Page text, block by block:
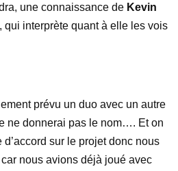
une connaissance de Kevin
qui interprète quant à elle les vois
prévu un duo avec un autre
ne donnerai pas le nom…. Et on
d’accord sur le projet donc nous
nous avions déjà joué avec